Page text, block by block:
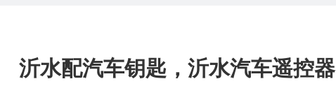
沂水配汽车钥匙，沂水汽车遥控器